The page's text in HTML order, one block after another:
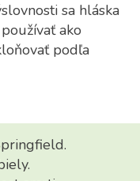
sa hláska
ako
podľa